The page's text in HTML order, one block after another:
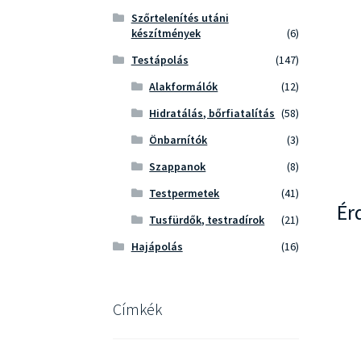
Szőrtelenítés utáni
készítmények
(6)
Testápolás
(147)
Alakformálók
(12)
Hidratálás, bőrfiatalítás (58)
Önbarnítók
(3)
Szappanok
(8)
Testpermetek
(41)
Tusfürdők, testradírok
(21)
Hajápolás
(16)
Címkék